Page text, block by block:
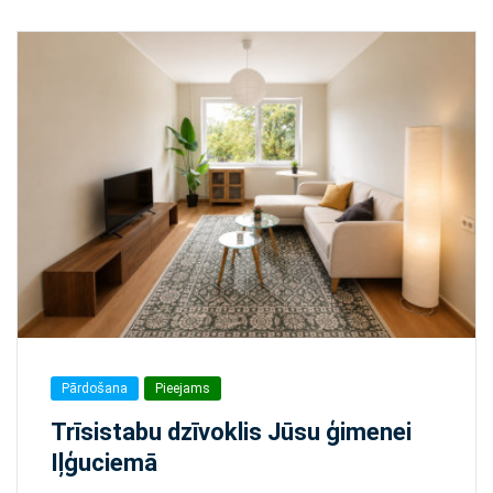
Pārdošana Pieejams
Trīsistabu dzīvoklis Jūsu ģimenei
Iļģuciemā